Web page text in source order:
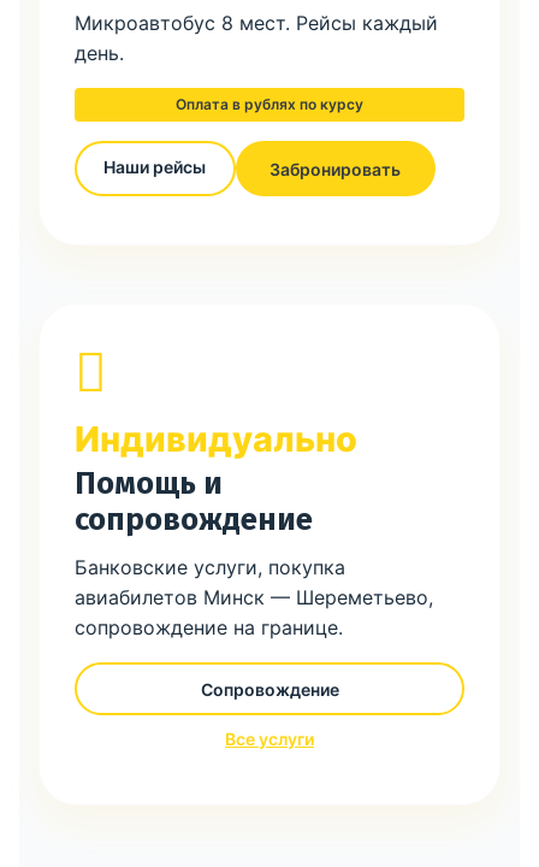
Микроавтобус 8 мест. Рейсы каждый
день.
Оплата в рублях по курсу
Наши рейсы Забронировать
Индивидуально
Помощь и
сопровождение
Банковские услуги, покупка
авиабилетов Минск — Шереметьево,
сопровождение на границе.
Сопровождение
Все услуги